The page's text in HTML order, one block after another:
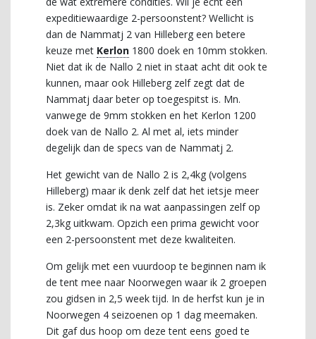
expeditiewaardige 2-persoonstent? Wellicht is
dan de Nammatj 2 van Hilleberg een betere
keuze met Kerlon 1800 doek en 10mm stokken.
Niet dat ik de Nallo 2 niet in staat acht dit ook te
kunnen, maar ook Hilleberg zelf zegt dat de
Nammatj daar beter op toegespitst is. Mn.
vanwege de 9mm stokken en het Kerlon 1200
doek van de Nallo 2. Al met al, iets minder
degelijk dan de specs van de Nammatj 2.
Het gewicht van de Nallo 2 is 2,4kg (volgens
Hilleberg) maar ik denk zelf dat het ietsje meer
is. Zeker omdat ik na wat aanpassingen zelf op
2,3kg uitkwam. Opzich een prima gewicht voor
een 2-persoonstent met deze kwaliteiten.
Om gelijk met een vuurdoop te beginnen nam ik
de tent mee naar Noorwegen waar ik 2 groepen
zou gidsen in 2,5 week tijd. In de herfst kun je in
Noorwegen 4 seizoenen op 1 dag meemaken.
Dit gaf dus hoop om deze tent eens goed te